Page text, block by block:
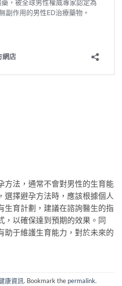
方法，通常不會對男性的生育能
選擇避孕方法時，應該根據個人
生育計劃，建議在諮詢醫生的指
，以確保達到預期的效果。同
助于維護生育能力，對於未來的
康資訊. Bookmark the permalink.